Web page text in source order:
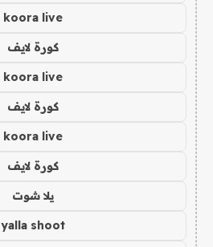
koora live
كورة لايف
koora live
كورة لايف
koora live
كورة لايف
يلا شوت
yalla shoot